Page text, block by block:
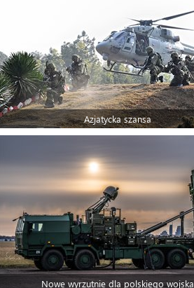
Azjatycka szansa
Nowe wyrzutnie dla polskiego wojska